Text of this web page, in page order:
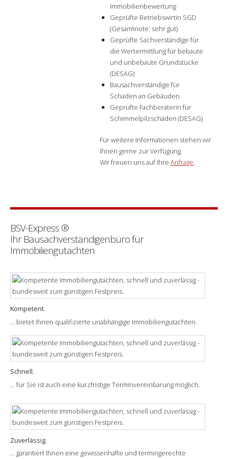
Immobilienbewertung
Geprüfte Betriebswirtin SGD
(Gesamtnote: sehr gut)
Geprüfte Sachverständige für
die Wertermittlung für bebaute
und unbebaute Grundstücke
(DESAG)
Bausachverständige für
Schäden an Gebäuden
Geprüfte Fachberaterin für
Schimmelpilzschäden (DESAG)
Für weitere Informationen stehen wir
Ihnen gerne zur Verfügung.
Wir freuen uns auf IhreAnfrage.
BSV-Express®
Ihr Bausachverständigenbüro für
Immobiliengutachten
Kompetent.
... bietet Ihnen qualifizierte unabhängige Immobiliengutachten.
Schnell.
... für Sie ist auch eine kurzfristige Terminvereinbarung möglich.
Zuverlässig.
... garantiert Ihnen eine gewissenhafte und termingerechte